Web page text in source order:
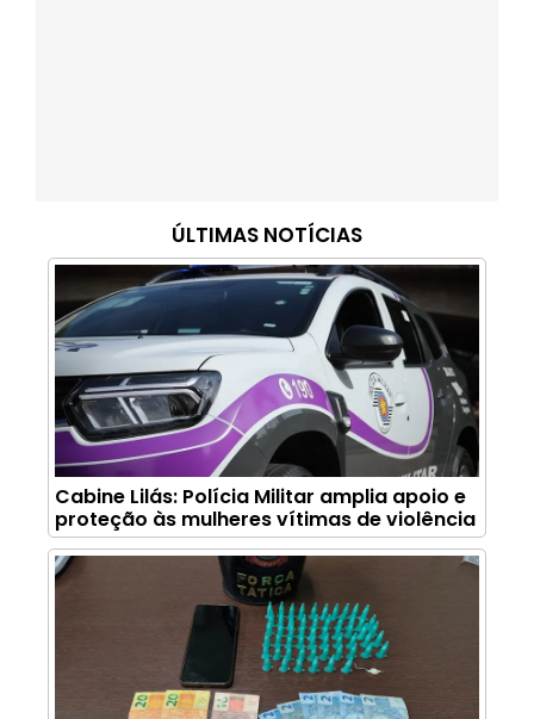
ÚLTIMAS NOTÍCIAS
Cabine Lilás: Polícia Militar amplia apoio e
proteção às mulheres vítimas de violência